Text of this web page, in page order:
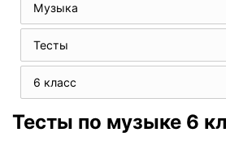
Музыка
Тесты
6 класс
Тесты по музыке 6